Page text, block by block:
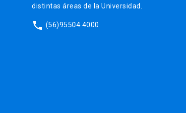
distintas áreas de la Universidad.
phone (56)95504 4000